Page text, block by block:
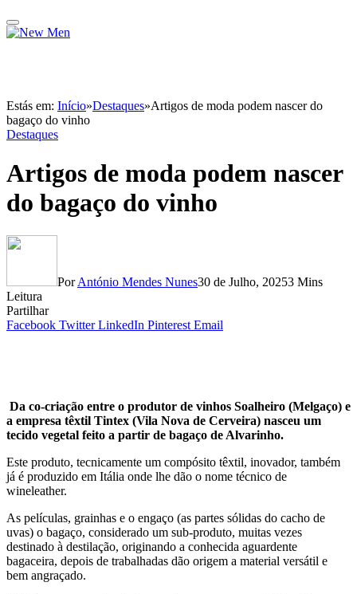
Estás em: Início»Destaques»Artigos de moda podem nascer do
bagaço do vinho
Destaques
Artigos de moda podem nascer
do bagaço do vinho
Por António Mendes Nunes30 de Julho, 20253 Mins
Leitura
Partilhar
Facebook Twitter LinkedIn Pinterest Email
Da co-criação entre o produtor de vinhos Soalheiro (Melgaço) e
a empresa têxtil Tintex (Vila Nova de Cerveira) nasceu um
tecido vegetal feito a partir de bagaço de Alvarinho.
Este produto, tecnicamente um compósito têxtil, inovador, também
já é produzido em Itália onde lhe dão o nome técnico de
wineleather.
As películas, grainhas e o engaço (as partes sólidas do cacho de
uvas) o bagaço, considerado um sub-produto, muitas vezes
destinado à destilação, originando a conhecida aguardente
bagaceira, depois de trabalhadas dão origem a material versátil e
bem angraçado.